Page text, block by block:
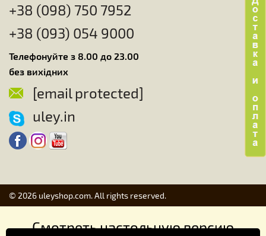
+38 (098) 750 7952
+38 (093) 054 9000
Телефонуйте з 8.00 до 23.00
без вихідних
[email protected]
uley.in
© 2026 uleyshop.com. All rights reserved.
Смотреть настольную версию